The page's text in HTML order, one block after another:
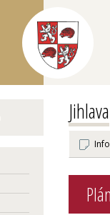
Jihlava
Info